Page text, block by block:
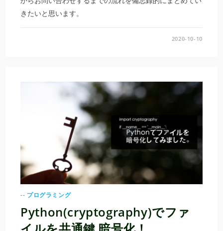
きたいと思います。
2020-10-10
-- プログラミング
Python(cryptography)でファ